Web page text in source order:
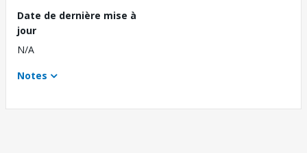
Date de dernière mise à
jour
N/A
Notes